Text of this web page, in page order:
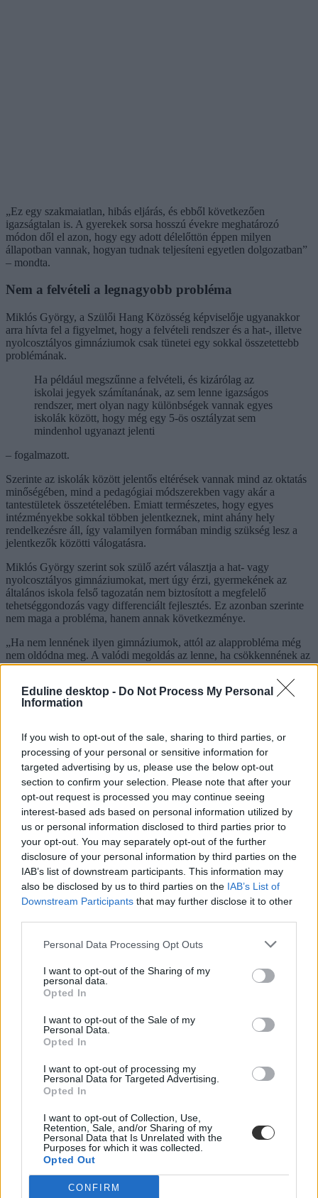
Eduline desktop - Do Not Process My Personal
Information
If you wish to opt-out of the sale, sharing to third parties, or
processing of your personal or sensitive information for
targeted advertising by us, please use the below opt-out
section to confirm your selection. Please note that after your
opt-out request is processed you may continue seeing
interest-based ads based on personal information utilized by
us or personal information disclosed to third parties prior to
your opt-out. You may separately opt-out of the further
disclosure of your personal information by third parties on the
IAB’s list of downstream participants. This information may
also be disclosed by us to third parties on the IAB’s List of
Downstream Participants that may further disclose it to other
Personal Data Processing Opt Outs
I want to opt-out of the Sharing of my
personal data.
Opted In
I want to opt-out of the Sale of my
Personal Data.
Opted In
I want to opt-out of processing my
Personal Data for Targeted Advertising.
Opted In
I want to opt-out of Collection, Use,
Retention, Sale, and/or Sharing of my
Personal Data that Is Unrelated with the
Purposes for which it was collected.
Opted Out
CONFIRM
„Ez egy szakmaiatlan, hibás eljárás, és ebből következően
igazságtalan is. A gyerekek sorsa hosszú évekre meghatározó
módon dől el azon, hogy egy adott délelőttön éppen milyen
állapotban vannak, hogyan tudnak teljesíteni egyetlen dolgozatban”
– mondta.
Nem a felvételi a legnagyobb probléma
Miklós György, a Szülői Hang Közösség képviselője ugyanakkor
arra hívta fel a figyelmet, hogy a felvételi rendszer és a hat-, illetve
nyolcosztályos gimnáziumok csak tünetei egy sokkal összetettebb
problémának.
Ha például megszűnne a felvételi, és kizárólag az
iskolai jegyek számítanának, az sem lenne igazságos
rendszer, mert olyan nagy különbségek vannak egyes
iskolák között, hogy még egy 5-ös osztályzat sem
mindenhol ugyanazt jelenti
– fogalmazott.
Szerinte az iskolák között jelentős eltérések vannak mind az oktatás
minőségében, mind a pedagógiai módszerekben vagy akár a
tantestületek összetételében. Emiatt természetes, hogy egyes
intézményekbe sokkal többen jelentkeznek, mint ahány hely
rendelkezésre áll, így valamilyen formában mindig szükség lesz a
jelentkezők közötti válogatásra.
Miklós György szerint sok szülő azért választja a hat- vagy
nyolcosztályos gimnáziumokat, mert úgy érzi, gyermekének az
általános iskola felső tagozatán nem biztosított a megfelelő
tehetséggondozás vagy differenciált fejlesztés. Ez azonban szerinte
nem maga a probléma, hanem annak következménye.
„Ha nem lennének ilyen gimnáziumok, attól az alapprobléma még
nem oldódna meg. A valódi megoldás az lenne, ha csökkennének az
iskolák közötti különbségek, és nem kellene egy elitgimnáziumba
bekerülni ahhoz, hogy egy gyerek megfelelő fejlesztést kapjon” –
mondta.
A Szülői Hang képviselője szerint a jelenlegi felvételi rendszer azért
is igazságtalan, mert sok diák külön felkészítés nélkül nehezen tud
sikeresen szerepelni a központi írásbelin. Tapasztalatai szerint az
általános iskolák nem minden esetben készítik fel megfelelően a
tanulókat a felvételi követelményeire, különösen a hat- és
nyolcosztályos gimnáziumok esetében.
Ennek következményeként jelentős piac épült a felvételi-előkészítő
tanfolyamokra. Ez pedig esélyegyenlőségi kérdéseket vet fel, hiszen
előnybe kerülhetnek azok a diákok, akiknek a családja meg tudja
fizetni a plusz felkészítést.
A szakértők egyetértenek abban, hogy a középiskolai felvételiről és
párbeszédre lenne szükség. Abban azonban már eltérnek a
hogy egyszerre legyen igazságosabb és kevésbé szelektív.
Aránytalanul stresszesek és pillanatnyi teljesítményt
mérnek az iskolai felvételik Pilz Olivér szerint
Egyetlen vizsgaeredmény évekre befolyásolhatja a diákok
számonkérés jelentős terhet ró a családokra is Pilz Olivér szerint. A
Tanítanék Mozgalom alapítója szerint a jelenlegi érettségi és felvételi
rendszer nemcsak túlzott stresszt okoz, de a társadalmi